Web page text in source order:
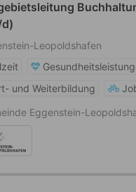
Leopoldshafen
und Weiterbildung
Eggenstein-